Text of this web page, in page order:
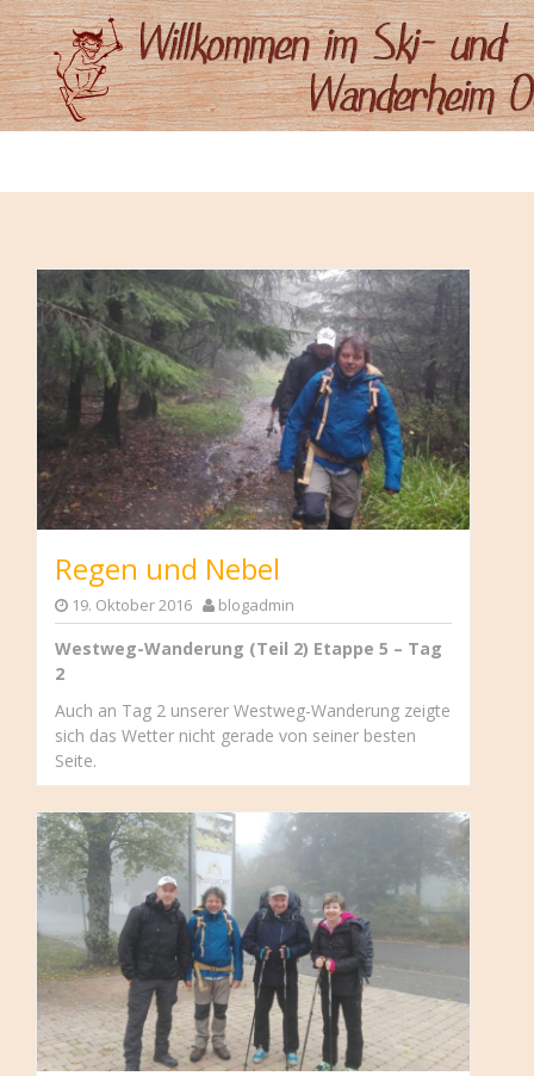
HAUPTINHALT
Regen und Nebel
19. Oktober 2016 blogadmin
Westweg-Wanderung (Teil 2) Etappe 5 – Tag
2
Auch an Tag 2 unserer Westweg-Wanderung zeigte
sich das Wetter nicht gerade von seiner besten
Seite.